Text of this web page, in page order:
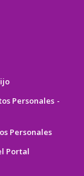
Personales -
Personales
Portal